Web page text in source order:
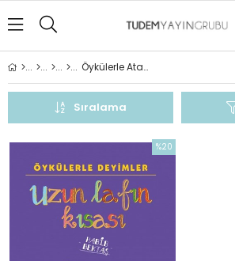
Öykülerle Atasözleri ve Deyimler
Sıralama
%20
%20İndirim